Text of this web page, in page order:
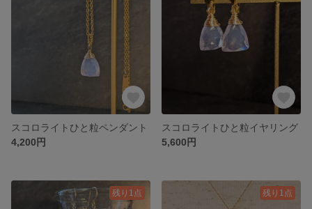
スコロライトひと粒ペンダント
4,200円
スコロライトひと粒イヤリング
5,600円
残り1点 残り1点